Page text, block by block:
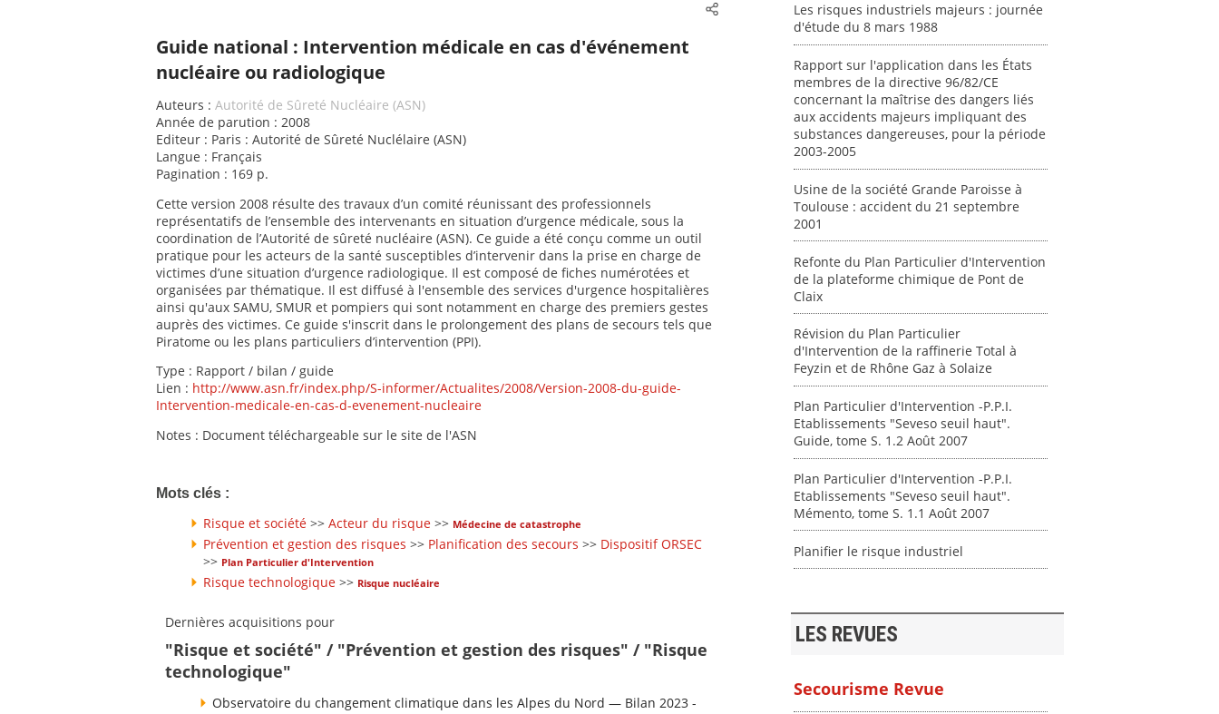
Guide national : Intervention médicale en cas d'événement
nucléaire ou radiologique
Auteurs : Autorité de Sûreté Nucléaire (ASN)
Année de parution : 2008
Editeur : Paris : Autorité de Sûreté Nuclélaire (ASN)
Langue : Français
Pagination : 169 p.
Cette version 2008 résulte des travaux d’un comité réunissant des professionnels
représentatifs de l’ensemble des intervenants en situation d’urgence médicale, sous la
coordination de l’Autorité de sûreté nucléaire (ASN). Ce guide a été conçu comme un outil
pratique pour les acteurs de la santé susceptibles d’intervenir dans la prise en charge de
victimes d’une situation d’urgence radiologique. Il est composé de fiches numérotées et
organisées par thématique. Il est diffusé à l'ensemble des services d'urgence hospitalières
ainsi qu'aux SAMU, SMUR et pompiers qui sont notamment en charge des premiers gestes
auprès des victimes. Ce guide s'inscrit dans le prolongement des plans de secours tels que
Piratome ou les plans particuliers d’intervention (PPI).
Type : Rapport / bilan / guide
Lien : http://www.asn.fr/index.php/S-informer/Actualites/2008/Version-2008-du-guide-
Intervention-medicale-en-cas-d-evenement-nucleaire
Notes : Document téléchargeable sur le site de l'ASN
Mots clés :
Risque et société >> Acteur du risque >> Médecine de catastrophe
Prévention et gestion des risques >> Planification des secours >> Dispositif ORSEC
>> Plan Particulier d'Intervention
Risque technologique >> Risque nucléaire
Dernières acquisitions pour
"Risque et société" / "Prévention et gestion des risques" / "Risque
technologique"
Observatoire du changement climatique dans les Alpes du Nord — Bilan 2023 -
Les risques industriels majeurs : journée
d'étude du 8 mars 1988
Rapport sur l'application dans les États
membres de la directive 96/82/CE
concernant la maîtrise des dangers liés
aux accidents majeurs impliquant des
substances dangereuses, pour la période
2003-2005
Usine de la société Grande Paroisse à
Toulouse : accident du 21 septembre
2001
Refonte du Plan Particulier d'Intervention
de la plateforme chimique de Pont de
Claix
Révision du Plan Particulier
d'Intervention de la raffinerie Total à
Feyzin et de Rhône Gaz à Solaize
Plan Particulier d'Intervention -P.P.I.
Etablissements "Seveso seuil haut".
Guide, tome S. 1.2 Août 2007
Plan Particulier d'Intervention -P.P.I.
Etablissements "Seveso seuil haut".
Mémento, tome S. 1.1 Août 2007
Planifier le risque industriel
LES REVUES
Secourisme Revue